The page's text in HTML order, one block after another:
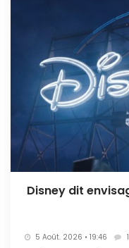
Disney dit
5 Août. 2026 • 19:46 1